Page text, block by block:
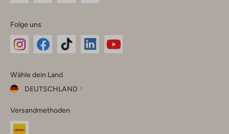
Folge uns
Instagram
Facebook
TikTok
Wähle dein Land
DEUTSCHLAND
dein
Land
Versandmethoden